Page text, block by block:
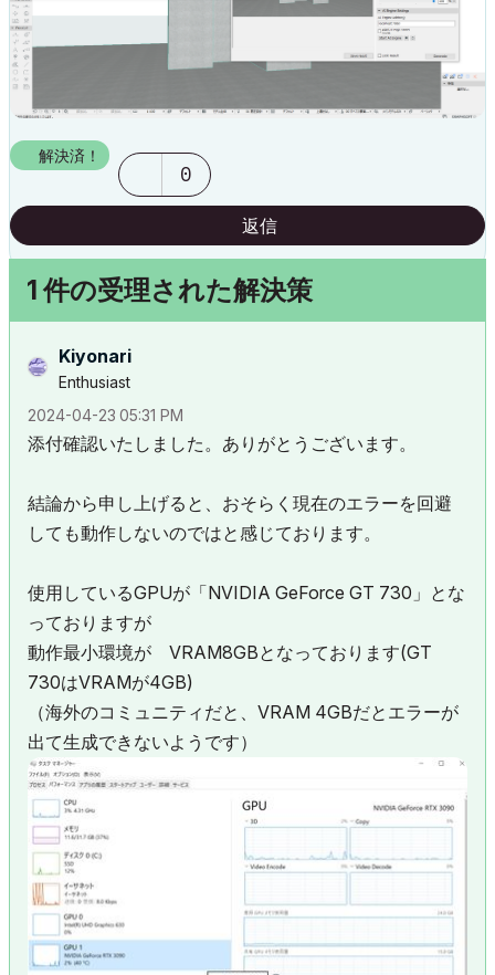
解決済！
0
返信
1 件の受理された解決策
Kiyonari
Enthusiast
‎2024-04-23 05:31 PM
添付確認いたしました。ありがとうございます。
結論から申し上げると、おそらく現在のエラーを回避
しても動作しないのではと感じております。
使用しているGPUが「NVIDIA GeForce GT 730 」とな
っておりますが
動作最小環境が VRAM8GBとなっております(GT
730はVRAMが4GB)
（海外のコミュニティだと、VRAM 4GBだとエラーが
出て生成できないようです）